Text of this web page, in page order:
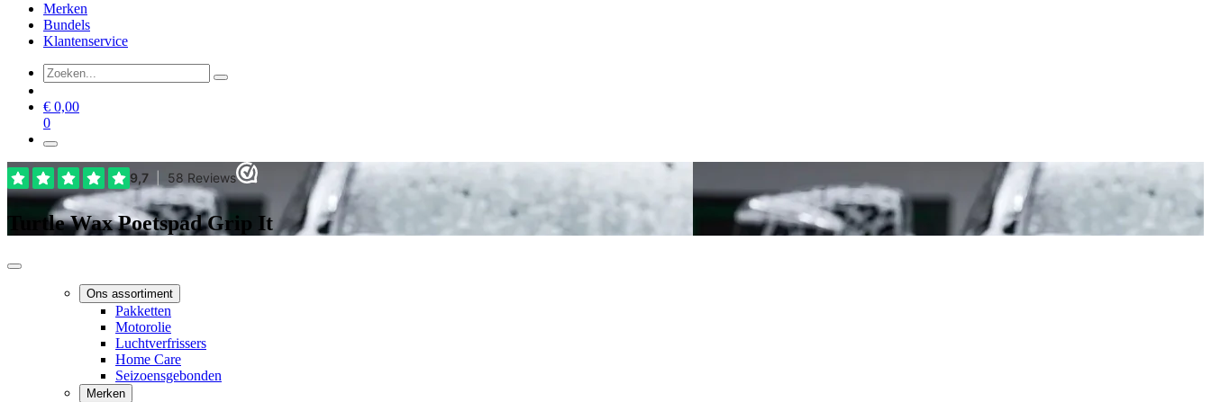
Merken
Bundels
Klantenservice
€ 0,00
0
Turtle Wax Poetspad Grip It
Ons assortiment
Pakketten
Motorolie
Luchtverfrissers
Home Care
Seizoensgebonden
Merken